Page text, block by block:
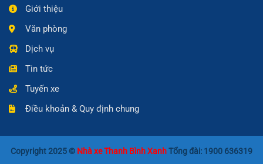
Giới thiệu
Văn phòng
Dịch vụ
Tin tức
Tuyến xe
Điều khoản & Quy định chung
Copyright 2025 © Nhà xe Thanh Bình XanhTổng đài: 1900 636319